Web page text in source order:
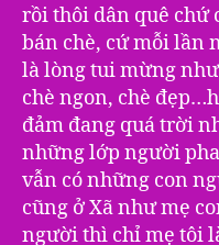
rồi thôi dân quê
bán chè, cứ mỗi lần
là lòng tui mừng
chè ngon, chè
đảm đang quá trời
những lớp người
vẫn có những con
cũng ở Xã như mẹ
người thì chỉ mẹ tôi